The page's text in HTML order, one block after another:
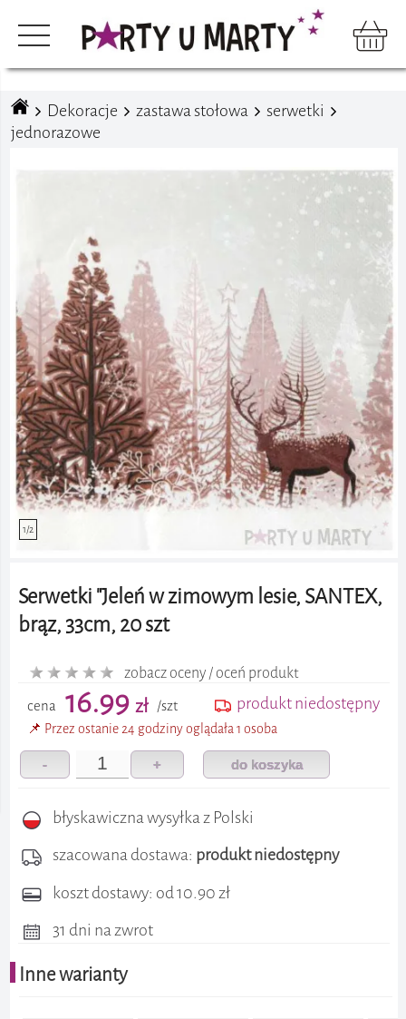
Dekoracje zastawa stołowa
serwetki
jednorazowe
1/2
Serwetki "Jeleń w zimowym lesie, SANTEX,
brąz, 33cm, 20 szt
zobacz oceny / oceń produkt
cena 16.99 zł /szt produkt niedostępny
📌 Przez ostanie 24 godziny oglądała 1 osoba
- + do koszyka
błyskawiczna wysyłka z Polski
szacowana dostawa: produkt niedostępny
koszt dostawy: od 10.90 zł
31 dni na zwrot
Inne warianty